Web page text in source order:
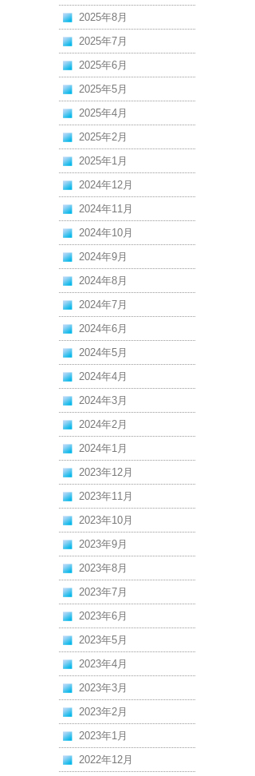
2025年8月
2025年7月
2025年6月
2025年5月
2025年4月
2025年2月
2025年1月
2024年12月
2024年11月
2024年10月
2024年9月
2024年8月
2024年7月
2024年6月
2024年5月
2024年4月
2024年3月
2024年2月
2024年1月
2023年12月
2023年11月
2023年10月
2023年9月
2023年8月
2023年7月
2023年6月
2023年5月
2023年4月
2023年3月
2023年2月
2023年1月
2022年12月